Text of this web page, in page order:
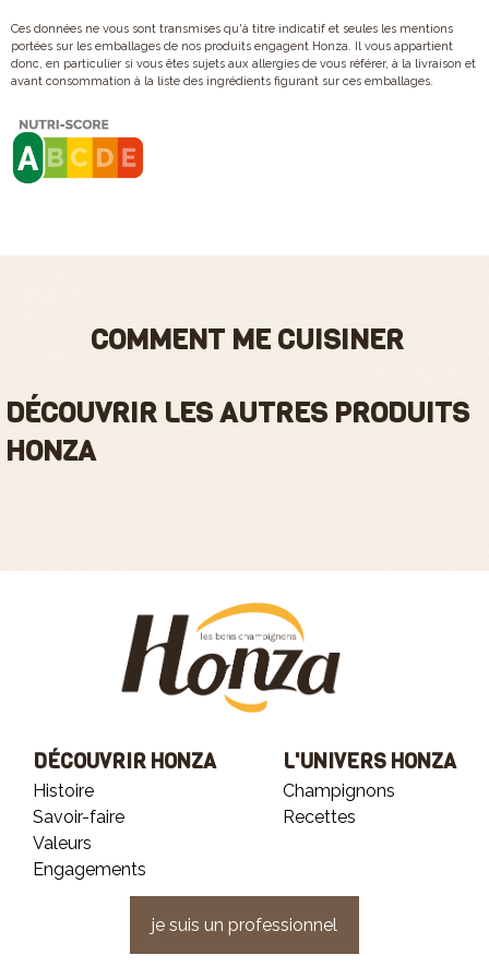
Ces données ne vous sont transmises qu'à titre indicatif et seules les mentions
portées sur les emballages de nos produits engagent Honza. Il vous appartient
donc, en particulier si vous êtes sujets aux allergies de vous référer, à la livraison et
avant consommation à la liste des ingrédients figurant sur ces emballages.
COMMENT ME CUISINER
DÉCOUVRIR LES AUTRES PRODUITS
HONZA
DÉCOUVRIR HONZA
Histoire
Savoir-faire
Valeurs
Engagements
L'UNIVERS HONZA
Champignons
Recettes
je suis un professionnel